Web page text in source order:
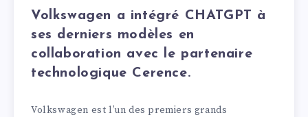
Volkswagen a intégré CHATGPT à
ses derniers modèles en
collaboration avec le partenaire
technologique Cerence.
Volkswagen est l’un des premiers grands